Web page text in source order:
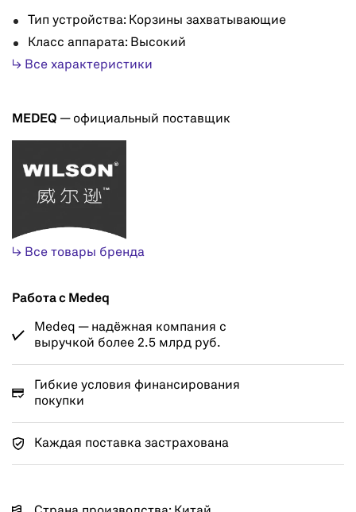
Тип устройства: Корзины захватывающие
Класс аппарата: Высокий
↳ Все характеристики
MEDEQ — официальный поставщик
↳ Все товары бренда
Работа с Medeq
Medeq — надёжная компания с
выручкой более 2.5 млрд руб.
Гибкие условия финансирования
покупки
Каждая поставка застрахована